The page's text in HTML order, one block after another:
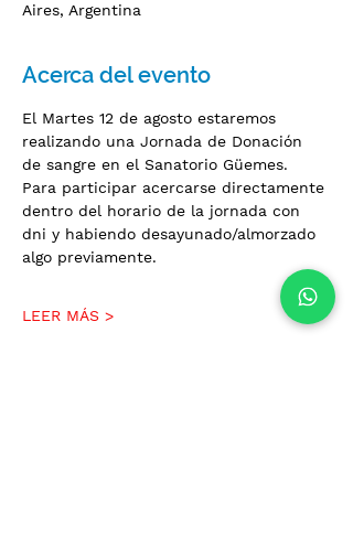
Aires, Argentina
Acerca del evento
El Martes 12 de agosto estaremos
realizando una Jornada de Donación
de sangre en el Sanatorio Güemes.
Para participar acercarse directamente
dentro del horario de la jornada con
dni y habiendo desayunado/almorzado
algo previamente.
LEER MÁS >